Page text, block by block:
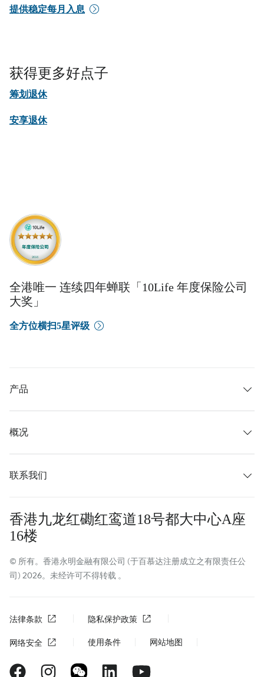
提供稳定每月入息
获得更多好点子
筹划退休
安享退休
全港唯一 连续四年蝉联「10Life 年度保险公司
大奖」
全方位横扫5星评级
产品
概况
联系我们
香港九龙红磡红鸾道18号都大中心A座
16楼
© 所有。香港永明金融有限公司 (于百慕达注册成立之有限责任公
司) 2026。未经许可不得转载 。
法律条款 隐私保护政策
网络安全 使用条件 网站地图